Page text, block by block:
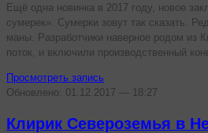
Ещё одна новинка в 2017 году, новое
сумерек». Сумерки зовут так сказать.
маны. Разработчики наверное родом из
поток, и включили производственный
Просмотреть запись
Обновлено: 01.12.2017 — 18:27
Клирик Североземья в